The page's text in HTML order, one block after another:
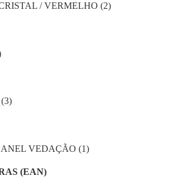
/ VERMELHO (2)
VEDAÇÃO (1)
(EAN)